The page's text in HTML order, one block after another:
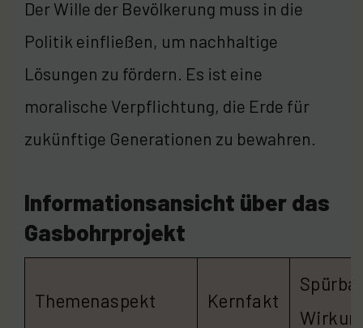
Der Wille der Bevölkerung muss in die
Politik einfließen, um nachhaltige
Lösungen zu fördern. Es ist eine
moralische Verpflichtung, die Erde für
zukünftige Generationen zu bewahren.
Informationsansicht über das
Gasbohrprojekt
Themenaspekt Kernfakt